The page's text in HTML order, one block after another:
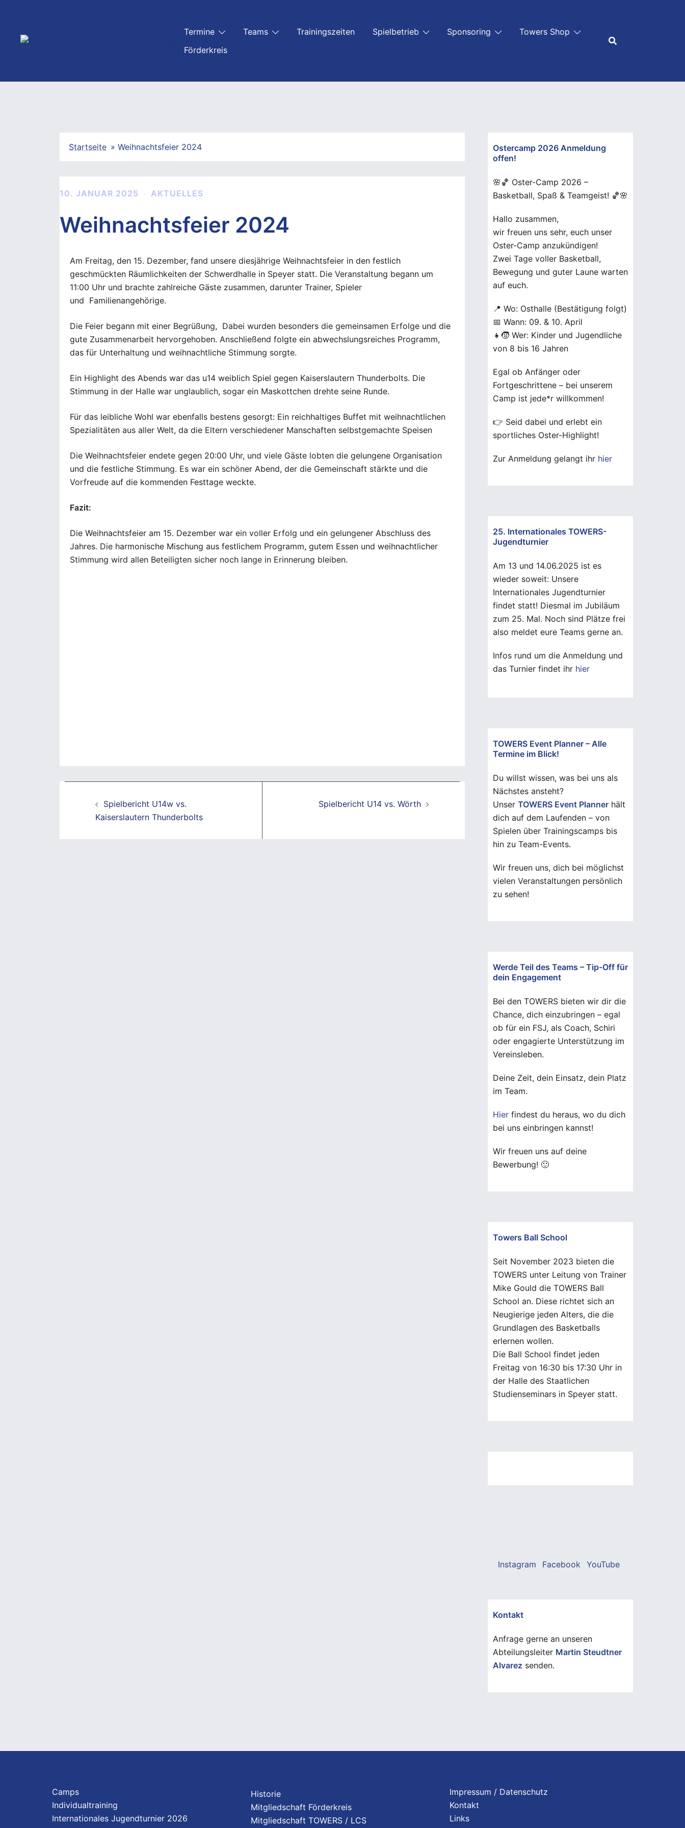
springen
Termine Teams Trainingszeiten Spielbetrieb Sponsoring
Towers Shop
Förderkreis
Startseite » Weihnachtsfeier 2024
10. JANUAR 2025 AKTUELLES
Weihnachtsfeier 2024
Am Freitag, den 15. Dezember, fand unsere diesjährige Weihnachtsfeier in den festlich
geschmückten Räumlichkeiten der Schwerdhalle in Speyer statt. Die Veranstaltung begann um
11:00 Uhr und brachte zahlreiche Gäste zusammen, darunter Trainer, Spieler
und Familienangehörige.
Die Feier begann mit einer Begrüßung, Dabei wurden besonders die gemeinsamen Erfolge und die
gute Zusammenarbeit hervorgehoben. Anschließend folgte ein abwechslungsreiches Programm,
das für Unterhaltung und weihnachtliche Stimmung sorgte.
Ein Highlight des Abends war das u14 weiblich Spiel gegen Kaiserslautern Thunderbolts. Die
Stimmung in der Halle war unglaublich, sogar ein Maskottchen drehte seine Runde.
Für das leibliche Wohl war ebenfalls bestens gesorgt: Ein reichhaltiges Buffet mit weihnachtlichen
Spezialitäten aus aller Welt, da die Eltern verschiedener Manschaften selbstgemachte Speisen
Die Weihnachtsfeier endete gegen 20:00 Uhr, und viele Gäste lobten die gelungene Organisation
und die festliche Stimmung. Es war ein schöner Abend, der die Gemeinschaft stärkte und die
Vorfreude auf die kommenden Festtage weckte.
Fazit:
Die Weihnachtsfeier am 15. Dezember war ein voller Erfolg und ein gelungener Abschluss des
Jahres. Die harmonische Mischung aus festlichem Programm, gutem Essen und weihnachtlicher
Stimmung wird allen Beteiligten sicher noch lange in Erinnerung bleiben.
Spielbericht U14w vs.
Kaiserslautern Thunderbolts
Spielbericht U14 vs. Wörth
Ostercamp 2026 Anmeldung
offen!
🌸🏀 Oster-Camp 2026 –
Basketball, Spaß & Teamgeist! 🏀🌸
Hallo zusammen,
wir freuen uns sehr, euch unser
Oster-Camp anzukündigen!
Zwei Tage voller Basketball,
Bewegung und guter Laune warten
auf euch.
📍 Wo: Osthalle (Bestätigung folgt)
📅 Wann: 09. & 10. April
👧🧒 Wer: Kinder und Jugendliche
von 8 bis 16 Jahren
Egal ob Anfänger oder
Fortgeschrittene – bei unserem
Camp ist jede*r willkommen!
👉 Seid dabei und erlebt ein
sportliches Oster-Highlight!
Zur Anmeldung gelangt ihr hier
25. Internationales TOWERS-
Jugendturnier
Am 13 und 14.06.2025 ist es
wieder soweit: Unsere
Internationales Jugendturnier
findet statt! Diesmal im Jubiläum
zum 25. Mal. Noch sind Plätze frei
also meldet eure Teams gerne an.
Infos rund um die Anmeldung und
das Turnier findet ihr hier
TOWERS Event Planner – Alle
Termine im Blick!
Du willst wissen, was bei uns als
Nächstes ansteht?
Unser TOWERS Event Planner hält
dich auf dem Laufenden – von
Spielen über Trainingscamps bis
hin zu Team-Events.
Wir freuen uns, dich bei möglichst
vielen Veranstaltungen persönlich
zu sehen!
Werde Teil des Teams – Tip-Off für
dein Engagement
Bei den TOWERS bieten wir dir die
Chance, dich einzubringen – egal
ob für ein FSJ, als Coach, Schiri
oder engagierte Unterstützung im
Vereinsleben.
Deine Zeit, dein Einsatz, dein Platz
im Team.
Hier findest du heraus, wo du dich
bei uns einbringen kannst!
Wir freuen uns auf deine
Bewerbung! 🙂
Towers Ball School
Seit November 2023 bieten die
TOWERS unter Leitung von Trainer
Mike Gould die TOWERS Ball
School an. Diese richtet sich an
Neugierige jeden Alters, die die
Grundlagen des Basketballs
erlernen wollen.
Die Ball School findet jeden
Freitag von 16:30 bis 17:30 Uhr in
der Halle des Staatlichen
Studienseminars in Speyer statt.
Instagram Facebook YouTube
Kontakt
Anfrage gerne an unseren
Abteilungsleiter Martin Steudtner
Alvarez senden.
Camps
Individualtraining
Internationales Jugendturnier 2026
Historie
Mitgliedschaft Förderkreis
Mitgliedschaft TOWERS / LCS
Impressum / Datenschutz
Kontakt
Links